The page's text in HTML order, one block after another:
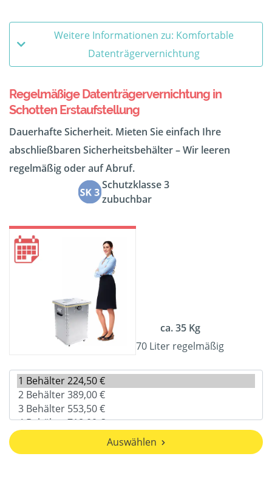
Weitere Informationen zu: Komfortable
Datenträgervernichtung
Regelmäßige Datenträgervernichtung in
Schotten Erstaufstellung
Dauerhafte Sicherheit. Mieten Sie einfach Ihre
abschließbaren Sicherheitsbehälter – Wir leeren
regelmäßig oder auf Abruf.
Schutzklasse 3
zubuchbar
ca. 35 Kg
70 Liter regelmäßig
Auswählen